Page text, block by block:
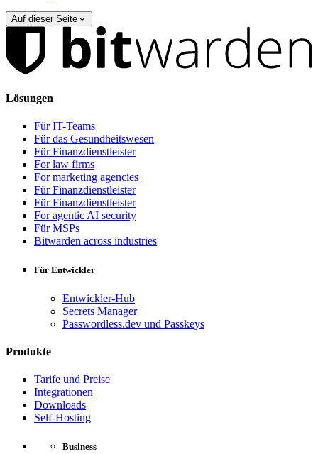
Auf dieser Seite
Lösungen
Für IT-Teams
Für das Gesundheitswesen
Für Finanzdienstleister
For law firms
For marketing agencies
Für Finanzdienstleister
Für Finanzdienstleister
For agentic AI security
Für MSPs
Bitwarden across industries
Für Entwickler
Entwickler-Hub
Secrets Manager
Passwordless.dev und Passkeys
Produkte
Tarife und Preise
Integrationen
Downloads
Self-Hosting
Business